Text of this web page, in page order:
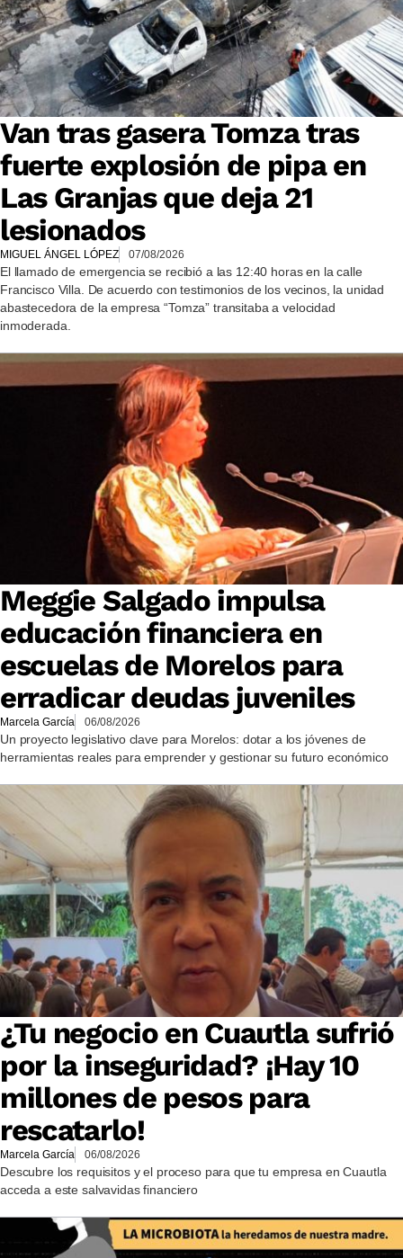
Van tras gasera Tomza tras
fuerte explosión de pipa en
Las Granjas que deja 21
lesionados
MIGUEL ÁNGEL LÓPEZ 07/08/2026
El llamado de emergencia se recibió a las 12:40 horas en la calle
Francisco Villa. De acuerdo con testimonios de los vecinos, la unidad
abastecedora de la empresa “Tomza” transitaba a velocidad
inmoderada.
Meggie Salgado impulsa
educación financiera en
escuelas de Morelos para
erradicar deudas juveniles
Marcela García 06/08/2026
Un proyecto legislativo clave para Morelos: dotar a los jóvenes de
herramientas reales para emprender y gestionar su futuro económico
¿Tu negocio en Cuautla sufrió
por la inseguridad? ¡Hay 10
millones de pesos para
rescatarlo!
Marcela García 06/08/2026
Descubre los requisitos y el proceso para que tu empresa en Cuautla
acceda a este salvavidas financiero